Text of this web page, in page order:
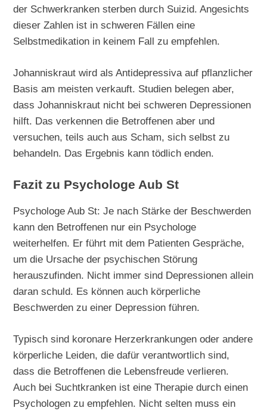
der Schwerkranken sterben durch Suizid. Angesichts
dieser Zahlen ist in schweren Fällen eine
Selbstmedikation in keinem Fall zu empfehlen.
Johanniskraut wird als Antidepressiva auf pflanzlicher
Basis am meisten verkauft. Studien belegen aber,
dass Johanniskraut nicht bei schweren Depressionen
hilft. Das verkennen die Betroffenen aber und
versuchen, teils auch aus Scham, sich selbst zu
behandeln. Das Ergebnis kann tödlich enden.
Fazit zu Psychologe Aub St
Psychologe Aub St: Je nach Stärke der Beschwerden
kann den Betroffenen nur ein Psychologe
weiterhelfen. Er führt mit dem Patienten Gespräche,
um die Ursache der psychischen Störung
herauszufinden. Nicht immer sind Depressionen allein
daran schuld. Es können auch körperliche
Beschwerden zu einer Depression führen.
Typisch sind koronare Herzerkrankungen oder andere
körperliche Leiden, die dafür verantwortlich sind,
dass die Betroffenen die Lebensfreude verlieren.
Auch bei Suchtkranken ist eine Therapie durch einen
Psychologen zu empfehlen. Nicht selten muss ein